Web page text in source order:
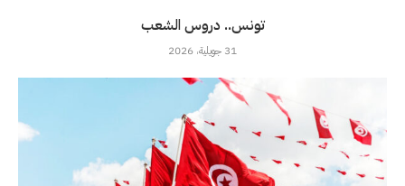
تونس.. دروس الشعب
31 جويلية، 2026